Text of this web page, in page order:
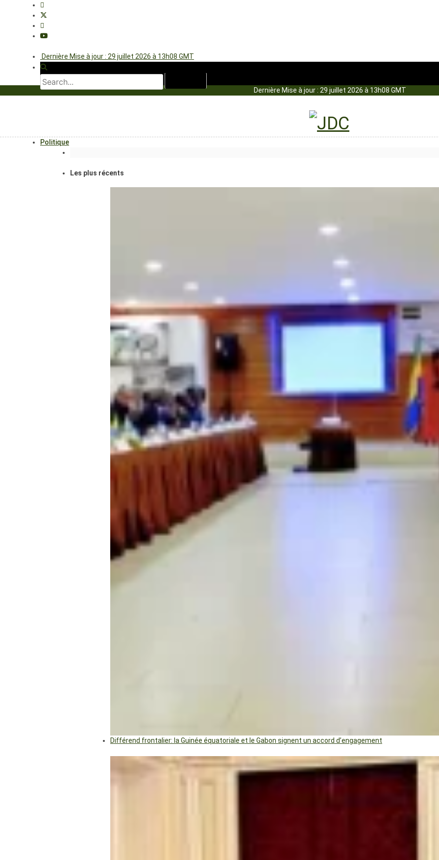
Dernière Mise à jour : 29 juillet 2026 à 13h08 GMT
Dernière Mise à jour : 29 juillet 2026 à 13h08 GMT
Politique
Les plus récents
Différend frontalier: la Guinée équatoriale et le Gabon signent un accord d’engagement